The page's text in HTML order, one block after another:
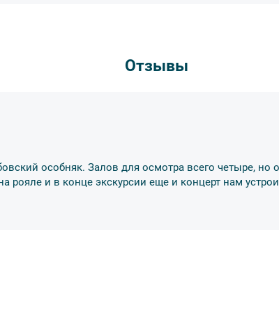
мажорными обстоятельствами; а также,
экскурсионного объекта. В случае
программы возлагается на
обязан возместить полную
изменения, так как некоторые
Отзывы
особняк. Залов для осмотра всего четыре, но
рояле и в конце экскурсии еще и концерт нам